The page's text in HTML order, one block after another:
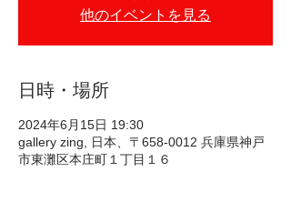
他のイベントを見る
日時・場所
2024年6月15日 19:30
gallery zing, 日本、〒658-0012 兵庫県神戸
市東灘区本庄町１丁目１６